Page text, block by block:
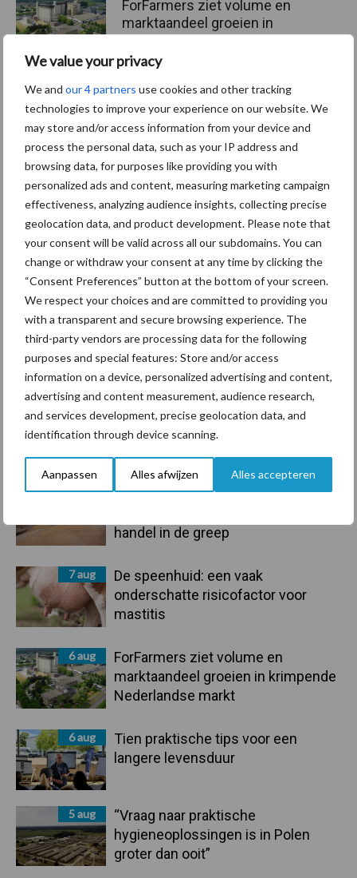
We value your privacy
We and our 4 partners use cookies and other tracking
technologies to improve your experience on our website. We
may store and/or access information from your device and
process the personal data, such as your IP address and
browsing data, for purposes like providing you with
personalized ads and content, measuring marketing campaign
effectiveness, analyzing audience insights, collecting precise
geolocation data, and product development. Please note that
your consent will be valid across all our subdomains. You can
change or withdraw your consent at any time by clicking the
“Consent Preferences” button at the bottom of your screen.
We respect your choices and are committed to providing you
with a transparent and secure browsing experience. The
third-party vendors are processing data for the following
purposes and special features: Store and/or access
information on a device, personalized advertising and content,
advertising and content measurement, audience research,
and services development, precise geolocation data, and
identification through device scanning.
Aanpassen Alles afwijzen Alles accepteren
Primaire
Sidebar
7 aug
Grondstoffenmarkt blijft grillig:
handel in de greep
7 aug
De speenhuid: een vaak
onderschatte risicofactor voor
mastitis
6 aug
ForFarmers ziet volume en
marktaandeel groeien in krimpende
Nederlandse markt
6 aug
Tien praktische tips voor een
langere levensduur
5 aug
“Vraag naar praktische
hygieneoplossingen is in Polen
groter dan ooit”
ForFarmers ziet volume en
marktaandeel groeien in
markt
Themapagina's
Diergezondheid Bemesting Fokkerij
Beregening Bijproducten
Toon meer